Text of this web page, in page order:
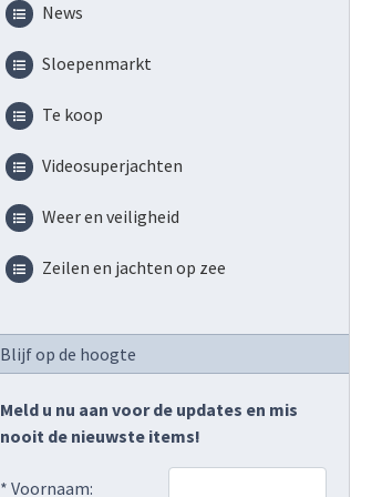
News
Sloepenmarkt
Te koop
Videosuperjachten
Weer en veiligheid
Zeilen en jachten op zee
Blijf op de hoogte
Meld u nu aan voor de updates en mis
nooit de nieuwste items!
* Voornaam: